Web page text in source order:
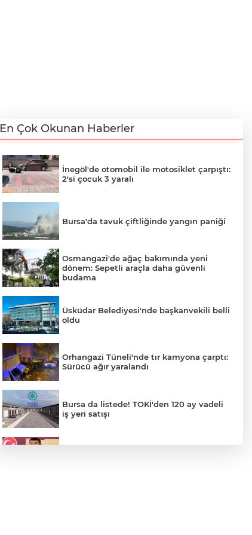
En Çok Okunan Haberler
İnegöl'de otomobil ile motosiklet çarpıştı:
2'si çocuk 3 yaralı
Bursa'da tavuk çiftliğinde yangın paniği
Osmangazi'de ağaç bakımında yeni
dönem: Sepetli araçla daha güvenli
budama
Üsküdar Belediyesi'nde başkanvekili belli
oldu
Orhangazi Tüneli'nde tır kamyona çarptı:
Sürücü ağır yaralandı
Bursa da listede! TOKİ'den 120 ay vadeli
iş yeri satışı